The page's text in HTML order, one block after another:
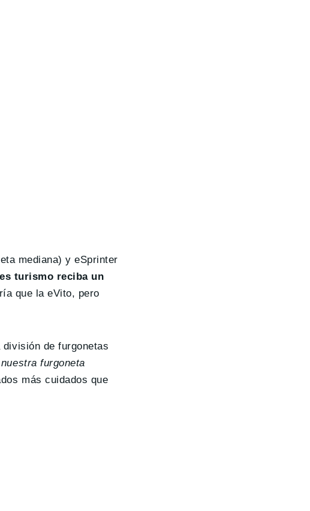
mediana) y eSprinter
turismo reciba un
que la eVito, pero
de furgonetas
furgoneta
más cuidados que